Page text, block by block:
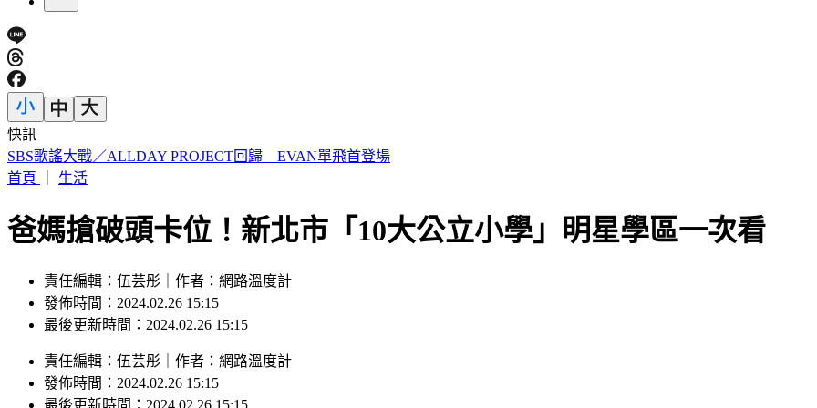
快訊
白海豚遠離中 北市水門今晚6時起陸續開放
首頁
生活
爸媽搶破頭卡位！新北市「10大公立小學」明星學區一次看
責任編輯：伍芸彤｜作者：網路溫度計
發佈時間：2024.02.26 15:15
最後更新時間：2024.02.26 15:15
責任編輯 ： 伍芸彤 作者 ： 網路溫度計
發佈時間： 2024.02.26 15:15
最後更新時間： 2024.02.26 15:15